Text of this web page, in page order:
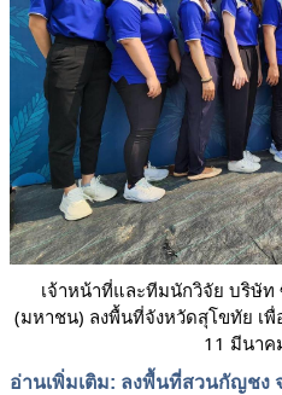
เจ้าหน้าที่และทีมนักวิจัย บริษัท
(มหาชน) ลงพื้นที่จังหวัดสุโขทัย เ
11 มีนาค
อ่านเพิ่มเติม: ลงพื้นที่สวนกัญชง